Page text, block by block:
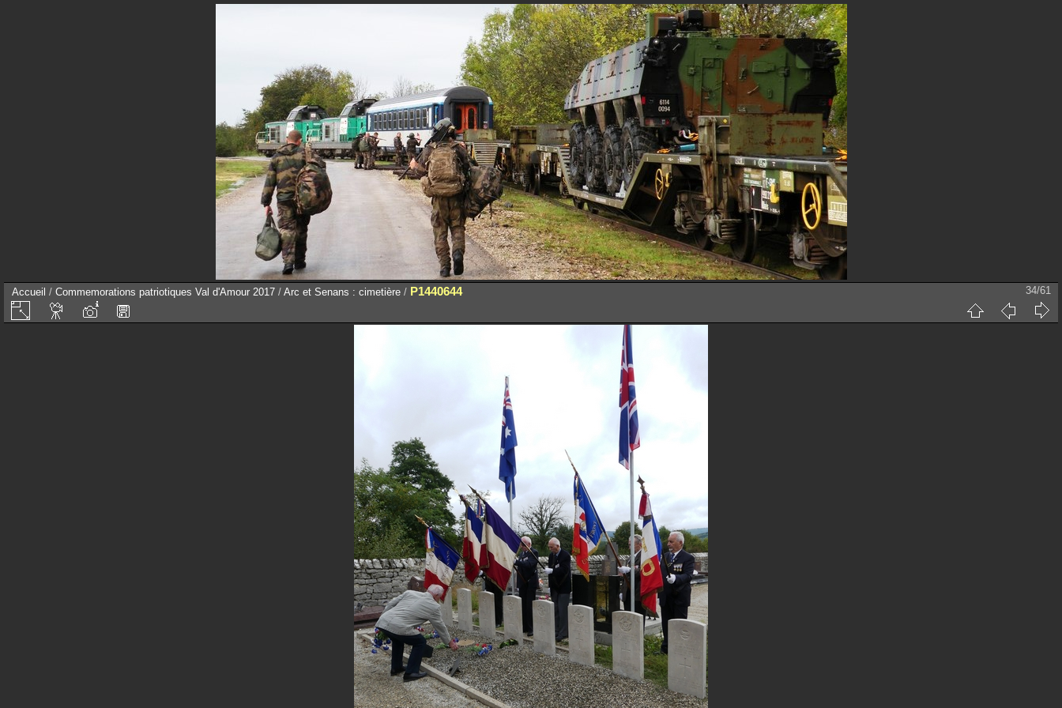
Accueil / Commemorations patriotiques Val d'Amour 2017 / Arc et Senans : cimetière / P1440644 34/61